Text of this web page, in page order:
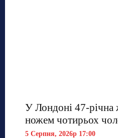
У Лондоні 47-річна
ножем чотирьох
5 Серпня, 2026р 17:00